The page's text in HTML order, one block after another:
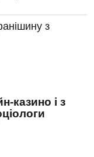
з
казино і з